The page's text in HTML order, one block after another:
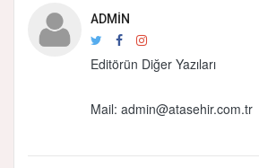
ADMIN
Editörün Diğer Yazıları
Mail: admin@atasehir.com.tr